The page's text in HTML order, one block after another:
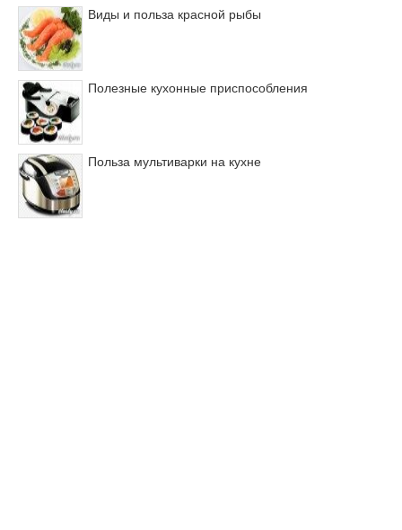
Виды и польза красной рыбы
Полезные кухонные приспособления
Польза мультиварки на кухне